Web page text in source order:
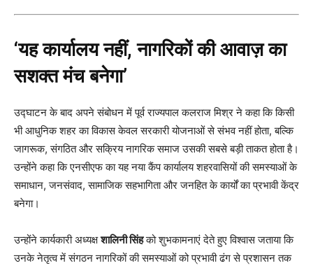
‘यह कार्यालय नहीं, नागरिकों की आवाज़ का
सशक्त मंच बनेगा’
उद्घाटन के बाद अपने संबोधन में पूर्व राज्यपाल कलराज मिश्र ने कहा कि किसी
भी आधुनिक शहर का विकास केवल सरकारी योजनाओं से संभव नहीं होता, बल्कि
जागरूक, संगठित और सक्रिय नागरिक समाज उसकी सबसे बड़ी ताकत होता है।
उन्होंने कहा कि एनसीएफ का यह नया कैंप कार्यालय शहरवासियों की समस्याओं के
समाधान, जनसंवाद, सामाजिक सहभागिता और जनहित के कार्यों का प्रभावी केंद्र
बनेगा।
उन्होंने कार्यकारी अध्यक्षशालिनी सिंहको शुभकामनाएं देते हुए विश्वास जताया कि
उनके नेतृत्व में संगठन नागरिकों की समस्याओं को प्रभावी ढंग से प्रशासन तक